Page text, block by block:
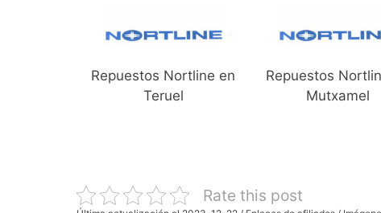
Repuestos Nortline en
Teruel
Repuestos
Mutxamel
Rate this post